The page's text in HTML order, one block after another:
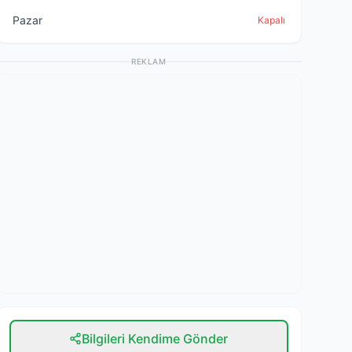
Pazar Kapalı
REKLAM
Bilgileri Kendime Gönder